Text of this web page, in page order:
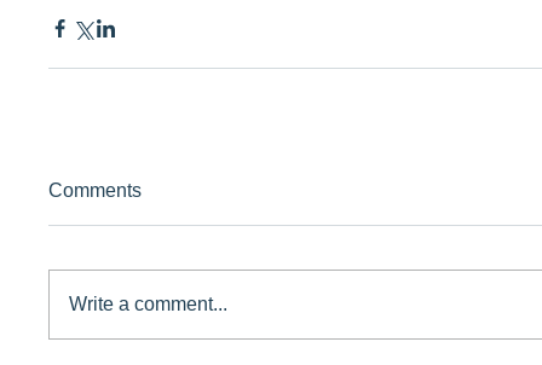
Comments
Write a comment...